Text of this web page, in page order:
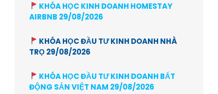
KHÓA HỌC KINH DOANH HOMESTAY
AIRBNB 29/08/2026
KHÓA HỌC ĐẦU TƯ KINH DOANH NHÀ
TRỌ 29/08/2026
KHÓA HỌC ĐẦU TƯ KINH DOANH BẤT
ĐỘNG SẢN VIỆT NAM 29/08/2026